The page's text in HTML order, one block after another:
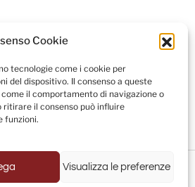
Cookie
tecnologie come i cookie per
del dispositivo. Il consenso a queste
il comportamento di navigazione o
ritirare il consenso può influire
funzioni.
Visualizza le preferenze
by USB S.p.A. - Società Benefit